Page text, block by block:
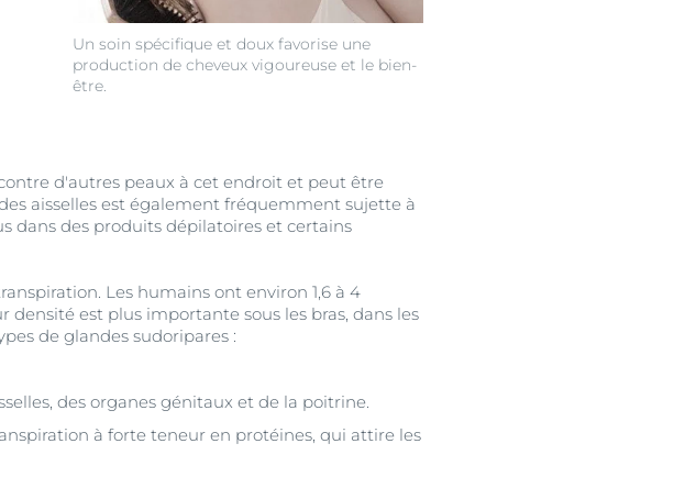
Un soin spécifique et doux favorise une
production de cheveux vigoureuse et le bien-
être.
d'autres peaux à cet endroit et peut être
aisselles est également fréquemment sujette à
dans des produits dépilatoires et certains
Les humains ont environ 1,6 à 4
est plus importante sous les bras, dans les
de glandes sudoripares :
des organes génitaux et de la poitrine.
à forte teneur en protéines, qui attire les